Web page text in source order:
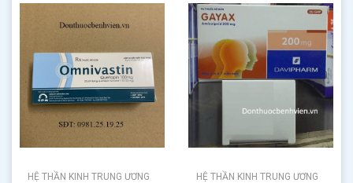
HỆ THẦN KINH TRUNG ƯƠNG HỆ THẦN KINH TRUNG ƯƠNG